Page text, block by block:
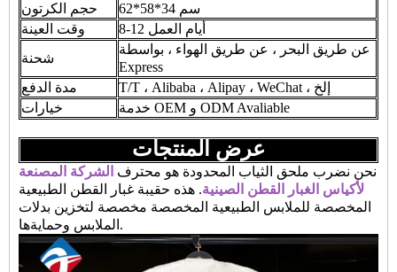
حجم الكرتون
62*58*34 سم
وقت العينة
8-12 أيام العمل
شحنة
عن طريق البحر ، عن طريق الهواء ، بواسطة
Express
مدة الدفع
T/T ، Alibaba ، Alipay ، WeChat ، إلخ
خيارات
خدمة OEM و ODM Avaliable
عرض المنتجات
نحن نضرب ملحق الثياب المحدودة هو محترف الشركة المصنعة
لأكياس الغبار القطن الصينية. هذه حقيبة غبار القطن الطبيعية
المخصصة للملابس الطبيعية المخصصة مخصصة لتخزين بدلات
الملابس وحمايةها.